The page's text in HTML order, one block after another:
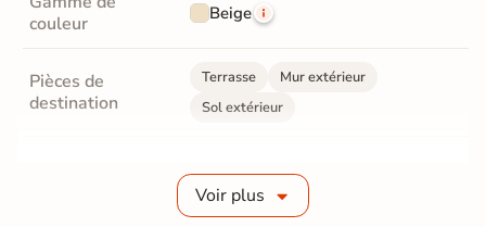
couleur
Beige
Pièces de
destination
Terrasse
Mur extérieur
Sol extérieur
9 mm
Voir plus